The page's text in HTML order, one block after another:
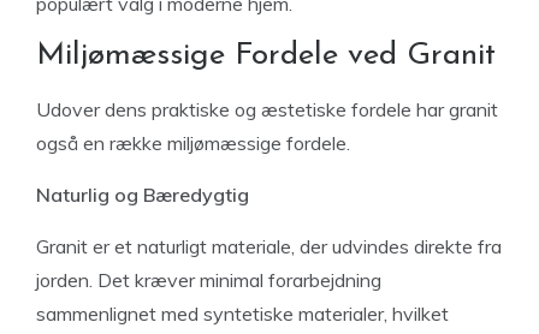
Miljømæssige Fordele ved Granit
Udover dens praktiske og æstetiske fordele har granit
også en række miljømæssige fordele.
Naturlig og Bæredygtig
Granit er et naturligt materiale, der udvindes direkte fra
jorden. Det kræver minimal forarbejdning
sammenlignet med syntetiske materialer, hvilket